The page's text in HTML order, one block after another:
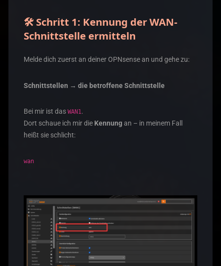
🛠️ Schritt 1: Kennung der WAN-
Schnittstelle ermitteln
Melde dich zuerst an deiner OPNsense an und gehe zu:
Schnittstellen → die betroffene Schnittstelle
Bei mir ist das WAN1 .
Dort schaue ich mir die Kennungan – in meinem Fall
heißt sie schlicht:
wan